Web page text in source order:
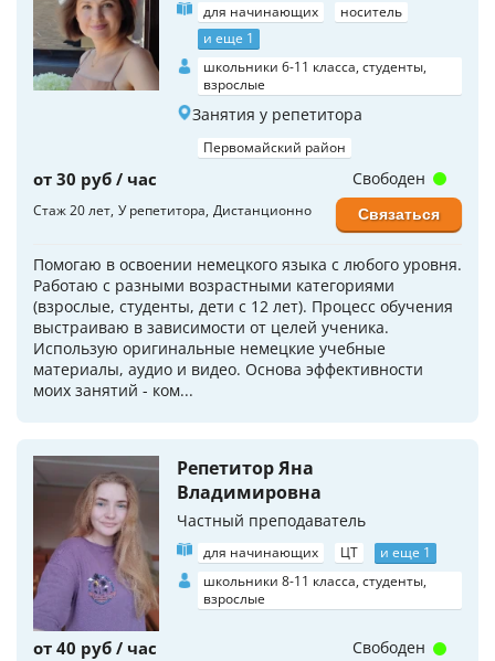
для начинающих
носитель
и еще 1
школьники 6-11 класса, студенты,
взрослые
Занятия у репетитора
Первомайский район
от 30 руб / час
Стаж 20 лет У репетитора Дистанционно
Помогаю в освоении немецкого языка с любого уровня.
Работаю с разными возрастными категориями
(взрослые, студенты, дети с 12 лет). Процесс обучения
выстраиваю в зависимости от целей ученика.
Использую оригинальные немецкие учебные
материалы, аудио и видео. Основа эффективности
моих занятий - ком...
Свободен
Связаться
Репетитор Яна
Владимировна
Частный преподаватель
для начинающих ЦТ
и еще 1
школьники 8-11 класса, студенты,
взрослые
от 40 руб / час Свободен